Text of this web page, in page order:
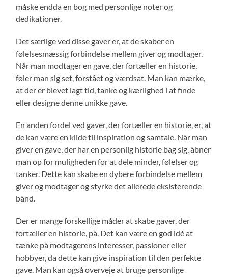
måske endda en bog med personlige noter og
dedikationer.
Det særlige ved disse gaver er, at de skaber en
følelsesmæssig forbindelse mellem giver og modtager.
Når man modtager en gave, der fortæller en historie,
føler man sig set, forstået og værdsat. Man kan mærke,
at der er blevet lagt tid, tanke og kærlighed i at finde
eller designe denne unikke gave.
En anden fordel ved gaver, der fortæller en historie, er, at
de kan være en kilde til inspiration og samtale. Når man
giver en gave, der har en personlig historie bag sig, åbner
man op for muligheden for at dele minder, følelser og
tanker. Dette kan skabe en dybere forbindelse mellem
giver og modtager og styrke det allerede eksisterende
bånd.
Der er mange forskellige måder at skabe gaver, der
fortæller en historie, på. Det kan være en god idé at
tænke på modtagerens interesser, passioner eller
hobbyer, da dette kan give inspiration til den perfekte
gave. Man kan også overveje at bruge personlige